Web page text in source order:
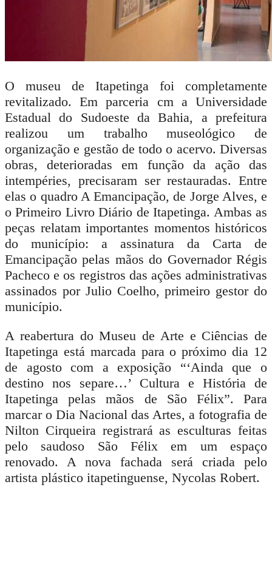
O museu de Itapetinga foi completamente
revitalizado. Em parceria cm a Universidade
Estadual do Sudoeste da Bahia, a prefeitura
realizou um trabalho museológico de
organização e gestão de todo o acervo. Diversas
obras, deterioradas em função da ação das
intempéries, precisaram ser restauradas. Entre
elas o quadro A Emancipação, de Jorge Alves, e
o Primeiro Livro Diário de Itapetinga. Ambas as
peças relatam importantes momentos históricos
do município: a assinatura da Carta de
Emancipação pelas mãos do Governador Régis
Pacheco e os registros das ações administrativas
assinados por Julio Coelho, primeiro gestor do
município.
A reabertura do Museu de Arte e Ciências de
Itapetinga está marcada para o próximo dia 12
de agosto com a exposição “‘Ainda que o
destino nos separe…’ Cultura e História de
Itapetinga pelas mãos de São Félix”. Para
marcar o Dia Nacional das Artes, a fotografia de
Nilton Cirqueira registrará as esculturas feitas
pelo saudoso São Félix em um espaço
renovado. A nova fachada será criada pelo
artista plástico itapetinguense, Nycolas Robert.